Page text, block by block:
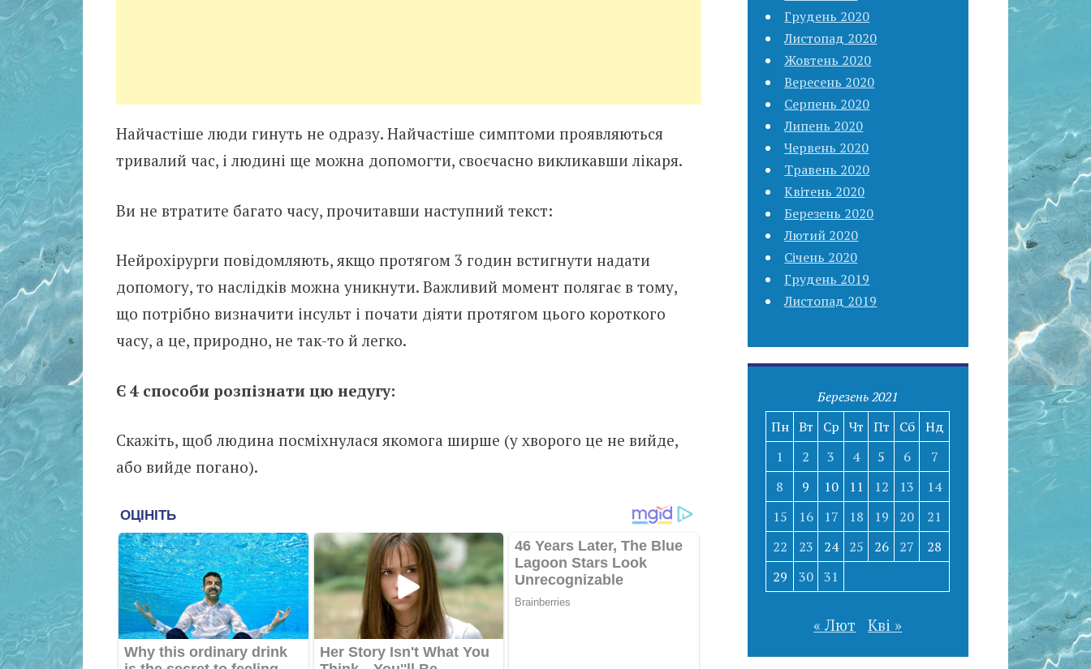
Найчастіше люди гинуть не одразу. Найчастіше симптоми проявляються
тривалий час, і людині ще можна допомогти, своєчасно викликавши лікаря.
Ви не втратите багато часу, прочитавши наступний текст:
Нейрохірурги повідомляють, якщо протягом 3 годин встигнути надати
допомогу, то наслідків можна уникнути. Важливий момент полягає в тому,
що потрібно визначити інсульт і почати діяти протягом цього короткого
часу, а це, природно, не так-то й легко.
Є 4 способи розпізнати цю недугу:
Скажіть, щоб людина посміхнулася якомога ширше (у хворого це не вийде,
або вийде погано).
Грудень 2020
Листопад 2020
Жовтень 2020
Вересень 2020
Серпень 2020
Липень 2020
Червень 2020
Травень 2020
Квітень 2020
Березень 2020
Лютий 2020
Січень 2020
Грудень 2019
Листопад 2019
Березень 2021
Пн Вт Ср Чт Пт Сб Нд
1
2 3 4 5 6
7
8
9 10 11 12 13
14
15
16 17 18 19 20
21
22
23 24 25 26 27
28
29
30 31
« Лют Кві »